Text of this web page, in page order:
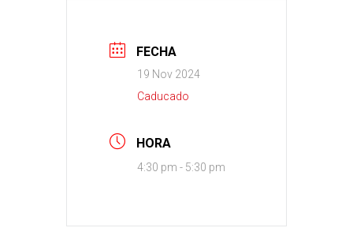
FECHA
19 Nov 2024
Caducado
HORA
4:30 pm - 5:30 pm